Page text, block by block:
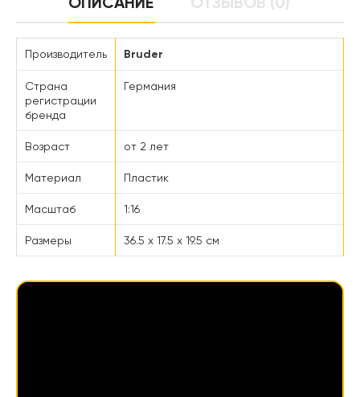
Производитель Bruder
Страна
регистрации
бренда
Германия
Возраст от 2 лет
Материал Пластик
Масштаб 1:16
Размеры 36.5 х 17.5 х 19.5 см